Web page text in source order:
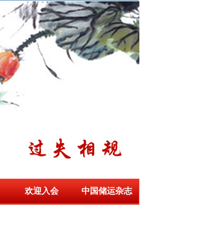
欢迎入会 中国储运杂志